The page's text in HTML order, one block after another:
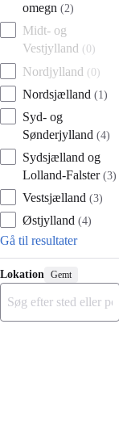
omegn (2)
Midt- og
Vestjylland ( 0 )
Nordjylland ( 0 )
Nordsjælland (1)
Syd- og
Sønderjylland (4)
Sydsjælland og
Lolland-Falster (3)
Vestsjælland (3)
Østjylland (4)
Gå til resultater
Lokation Gemt